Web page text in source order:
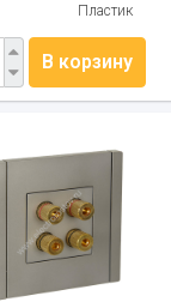
Пластик
В корзину